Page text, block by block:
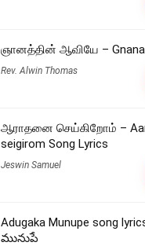
ஞானத்தின் ஆவியே –
Rev. Alwin Thomas
ஆராதனை செய்கிறோம் –
seigirom Song Lyrics
Jeswin Samuel
Adugaka Munupe song
మునుపే